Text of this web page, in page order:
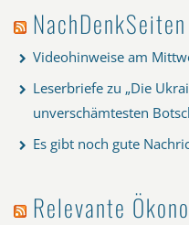
NachDenkSeiten
Videohinweise am
Leserbriefe zu „Die
unverschämtesten
Es gibt noch gute
Relevante